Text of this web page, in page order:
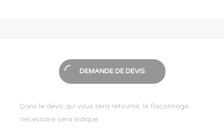
DEMANDE DE DEVIS
Dans le devis qui vous sera retourné, le flaconnage
nécessaire sera indiqué.